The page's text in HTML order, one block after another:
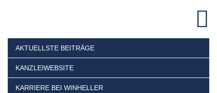
AKTUELLSTE BEITRÄGE
KANZLEIWEBSITE
KARRIERE BEI WINHELLER